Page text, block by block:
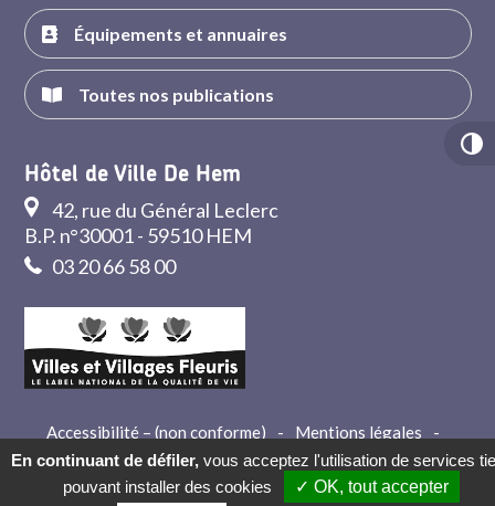
Équipements et annuaires
Toutes nos publications
Hôtel de Ville De Hem
42, rue du Général Leclerc
B.P. n°30001 - 59510 HEM
03 20 66 58 00
Accessibilité – (non conforme) - Mentions légales
-
Crédits
- Contact
En continuant de défiler, vous acceptez l'utilisation de services
pouvant installer des cookies
✓ OK, tout accepter